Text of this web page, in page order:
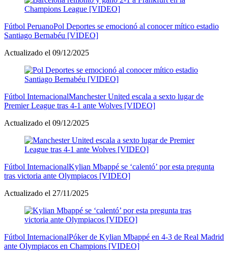
Fútbol PeruanoPol Deportes se emocionó al conocer mítico estadio
Santiago Bernabéu [VIDEO]
Actualizado el 09/12/2025
Fútbol InternacionalManchester United escala a sexto lugar de
Premier League tras 4-1 ante Wolves [VIDEO]
Actualizado el 09/12/2025
Fútbol InternacionalKylian Mbappé se ‘calentó’ por esta pregunta
tras victoria ante Olympiacos [VIDEO]
Actualizado el 27/11/2025
Fútbol InternacionalPóker de Kylian Mbappé en 4-3 de Real Madrid
ante Olympiacos en Champions [VIDEO]